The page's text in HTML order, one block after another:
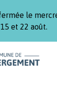
le
et 22 août.